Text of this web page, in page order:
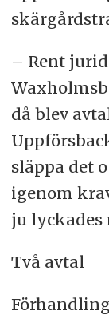
– Rent
då blev
släppa det
igenom
ju lyckades
Två avtal